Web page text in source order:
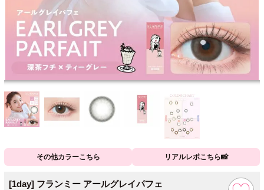
その他カラーこちら リアルレポこちら📸
[1day] フランミー アールグレイパフェ